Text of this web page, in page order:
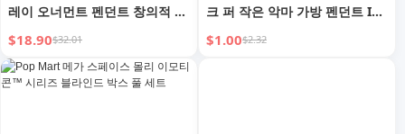
레이 오너먼트 펜던트 창의적 귀
여운 피규어
$18.90$32.01
크 퍼 작은 악마 가방 펜던트 Ins
플러시 폼폼 몬스터 키체인 참
$1.00$2.32